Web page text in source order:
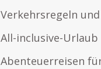
Verkehrsregeln
All-inclusive-Urlaub
Abenteuerreisen